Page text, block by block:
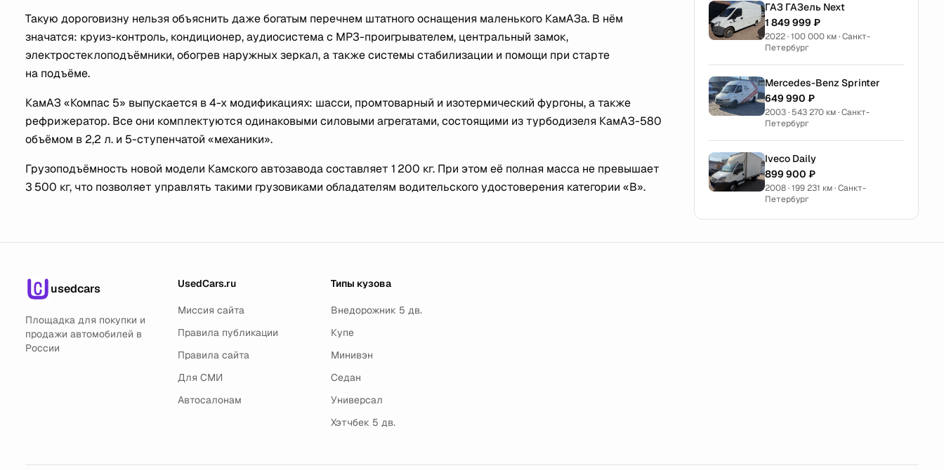
Такую дороговизну нельзя объяснить даже богатым перечнем штатного оснащения маленького КамАЗа. В нём
значатся: круиз-контроль, кондиционер, аудиосистема с MP3-проигрывателем, центральный замок,
электростеклоподъёмники, обогрев наружных зеркал, а также системы стабилизации и помощи при старте
на подъёме.
КамАЗ «Компас 5» выпускается в 4-х модификациях: шасси, промтоварный и изотермический фургоны, а также
рефрижератор. Все они комплектуются одинаковыми силовыми агрегатами, состоящими из турбодизеля КамАЗ-580
объёмом в 2,2 л. и 5-ступенчатой «механики».
Грузоподъёмность новой модели Камского автозавода составляет 1 200 кг. При этом её полная масса не превышает
3 500 кг, что позволяет управлять такими грузовиками обладателям водительского удостоверения категории «В».
ГАЗ ГАЗель Next
1 849 999 ₽
2022 · 100 000 км · Санкт-
Петербург
Mercedes-Benz Sprinter
649 990 ₽
2003 · 543 270 км · Санкт-
Петербург
Iveco Daily
899 900 ₽
2008 · 199 231 км · Санкт-
Петербург
usedcars
Площадка для покупки и
продажи автомобилей в
России
UsedCars.ru
Миссия сайта
Правила публикации
Правила сайта
Для СМИ
Автосалонам
Типы кузова
Внедорожник 5 дв.
Купе
Минивэн
Седан
Универсал
Хэтчбек 5 дв.